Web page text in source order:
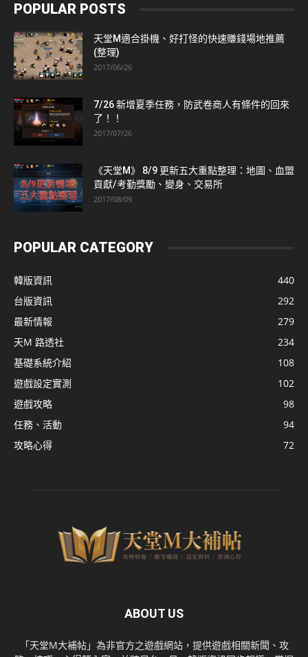
POPULAR POSTS
天堂M適合掛機、好打怪的快速賺錢場地推薦
(整理)
2017/06/26
7/26 新增夏季任務，防武卷商人有條件的回來
了！！
2017/07/26
《天堂M》 8/9 更新五大重點整理：地圖、血盟
貢獻/考勤獎勵、變身、交易所
2017/08/09
POPULAR CATEGORY
韓版資訊
440
台版資訊
292
最新情報
279
天M 路透社
234
基礎系統介紹
108
遊戲設定實測
102
遊戲攻略
98
任務、活動
94
攻略心得
72
ABOUT US
「天堂M大補帖」為非官方之遊戲網站，提供遊戲相關新聞、攻